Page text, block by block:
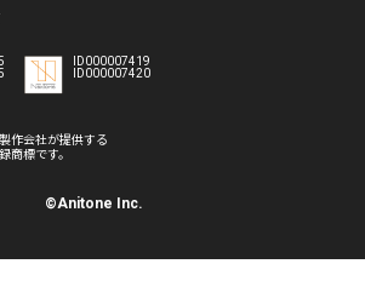
ID000007419
ID000007420
作会社が提供する
商標です。
©Anitone Inc.